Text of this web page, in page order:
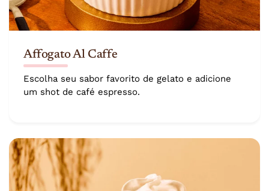
Affogato Al Caffe
Escolha seu sabor favorito de gelato e adicione
um shot de café espresso.